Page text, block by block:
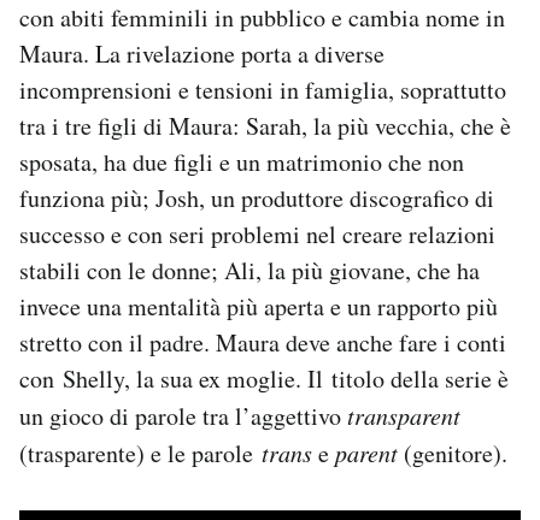
con abiti femminili in pubblico e cambia nome in
Maura. La rivelazione porta a diverse
incomprensioni e tensioni in famiglia, soprattutto
tra i tre figli di Maura: Sarah, la più vecchia, che è
sposata, ha due figli e un matrimonio che non
funziona più; Josh, un produttore discografico di
successo e con seri problemi nel creare relazioni
stabili con le donne; Ali, la più giovane, che ha
invece una mentalità più aperta e un rapporto più
stretto con il padre. Maura deve anche fare i conti
con Shelly, la sua ex moglie. Il titolo della serie è
un gioco di parole tra l’aggettivotransparent
(trasparente) e le parole transeparent (genitore).